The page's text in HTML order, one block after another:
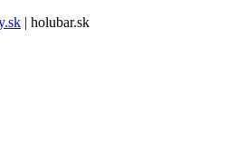
| holubar.sk